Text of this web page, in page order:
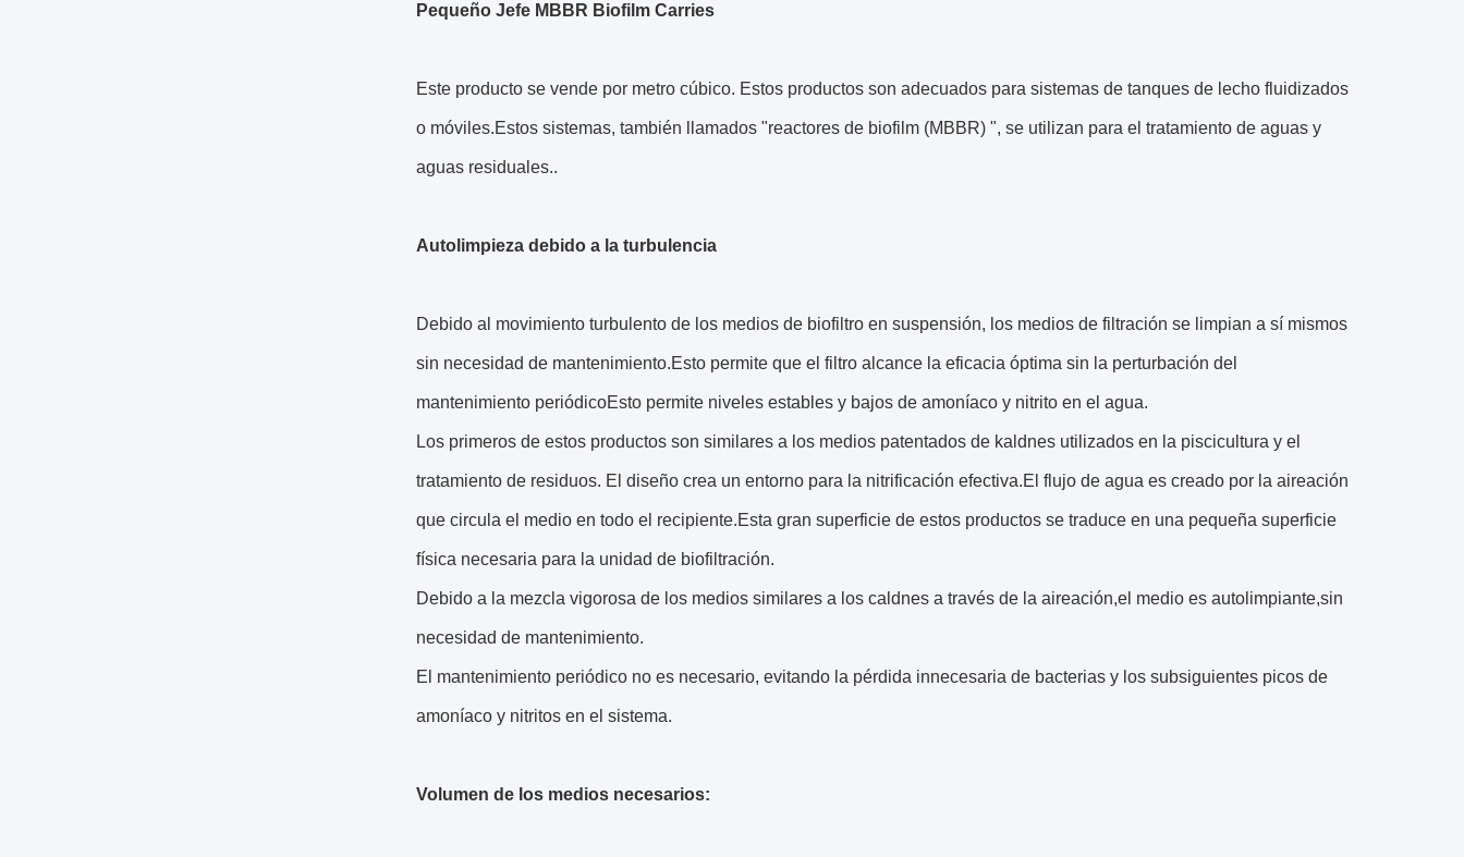
Pequeño Jefe MBBR Biofilm Carries
Este producto se vende por metro cúbico. Estos productos son adecuados para sistemas de tanques de lecho fluidizados
o móviles.Estos sistemas, también llamados "reactores de biofilm (MBBR) ", se utilizan para el tratamiento de aguas y
aguas residuales..
Autolimpieza debido a la turbulencia
Debido al movimiento turbulento de los medios de biofiltro en suspensión, los medios de filtración se limpian a sí mismos
sin necesidad de mantenimiento.Esto permite que el filtro alcance la eficacia óptima sin la perturbación del
mantenimiento periódicoEsto permite niveles estables y bajos de amoníaco y nitrito en el agua.
Los primeros de estos productos son similares a los medios patentados de kaldnes utilizados en la piscicultura y el
tratamiento de residuos. El diseño crea un entorno para la nitrificación efectiva.El flujo de agua es creado por la aireación
que circula el medio en todo el recipiente.Esta gran superficie de estos productos se traduce en una pequeña superficie
física necesaria para la unidad de biofiltración.
Debido a la mezcla vigorosa de los medios similares a los caldnes a través de la aireación,el medio es autolimpiante,sin
necesidad de mantenimiento.
El mantenimiento periódico no es necesario, evitando la pérdida innecesaria de bacterias y los subsiguientes picos de
amoníaco y nitritos en el sistema.
Volumen de los medios necesarios: